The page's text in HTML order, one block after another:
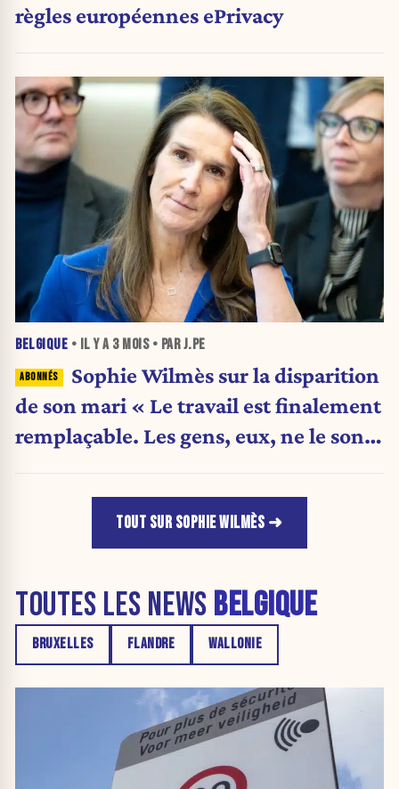
règles européennes ePrivacy
BELGIQUE • IL Y A 3 MOIS• PAR J.PE
Sophie Wilmès sur la disparition
de son mari « Le travail est finalement
remplaçable. Les gens, eux, ne le sont
TOUT SUR SOPHIE WILMÈS
TOUTES LES NEWS BELGIQUE
BRUXELLES FLANDRE WALLONIE